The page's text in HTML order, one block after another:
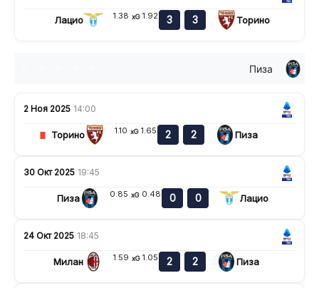
Лацио 1.38 xG 1.92 3 3 Торино
Пиза
2 Ноя 2025 14:00
Торино 1.10 xG 1.65 2 2 Пиза
30 Окт 2025 19:45
Пиза 0.85 xG 0.48 0 0 Лацио
24 Окт 2025 18:45
Милан 1.59 xG 1.05 2 2 Пиза